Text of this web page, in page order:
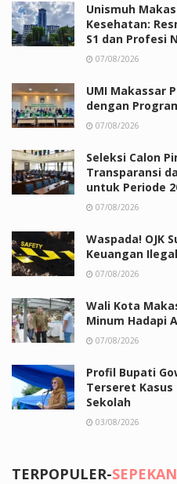
Unismuh
Kesehatan:
S1 dan Profesi
07/08/2026
UMI Makassar
dengan
07/08/2026
Seleksi Calon
Transparansi
untuk Periode
07/08/2026
Waspada! OJK
Keuangan
07/08/2026
Wali Kota
Minum Hadapi
07/08/2026
Profil Bupati
Terseret Kasus
Sekolah
03/08/2026
TERPOPULER-SEPEKAN